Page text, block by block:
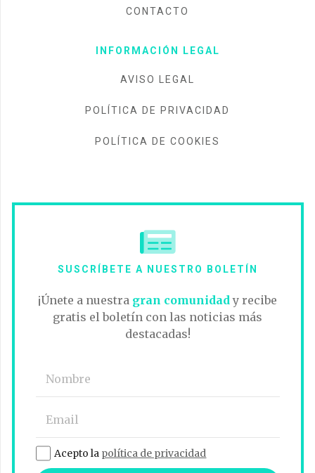
CONTACTO
INFORMACIÓN LEGAL
AVISO LEGAL
POLÍTICA DE PRIVACIDAD
POLÍTICA DE COOKIES
SUSCRÍBETE A NUESTRO BOLETÍN
¡Únete a nuestra gran comunidad y recibe
gratis el boletín con las noticias más
destacadas!
Acepto la política de privacidad